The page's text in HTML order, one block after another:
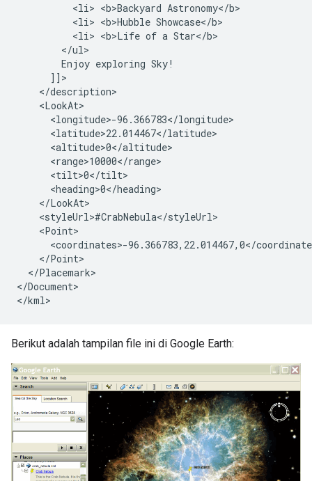
          <li> <b>Backyard Astronomy</b>
          <li> <b>Hubble Showcase</b>
          <li> <b>Life of a Star</b>
        </ul>
        Enjoy exploring Sky!
      ]]>
    </description>
    <LookAt>
      <longitude>-96.366783</longitude>
      <latitude>22.014467</latitude>
      <altitude>0</altitude>
      <range>10000</range>
      <tilt>0</tilt>
      <heading>0</heading>
    </LookAt>
    <styleUrl>#CrabNebula</styleUrl>
    <Point>
<coordinates>-96.366783,22.014467,0</
    </Point>
  </Placemark>
</Document>
Berikut adalah tampilan file ini di Google Earth: